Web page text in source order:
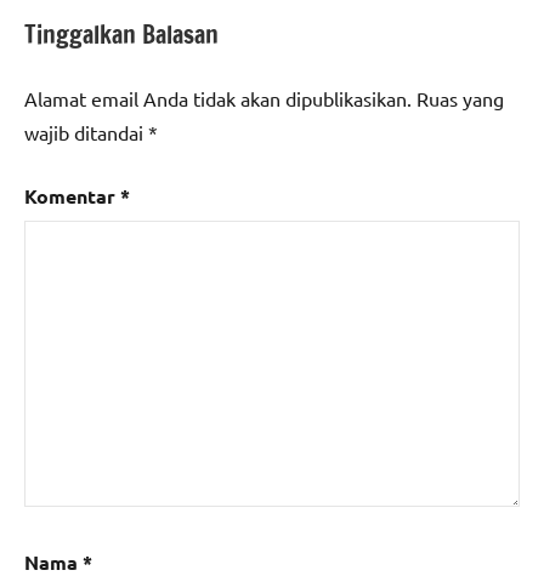
Tinggalkan Balasan
Alamat email Anda tidak akan dipublikasikan. Ruas yang
wajib ditandai *
Komentar*
Nama *